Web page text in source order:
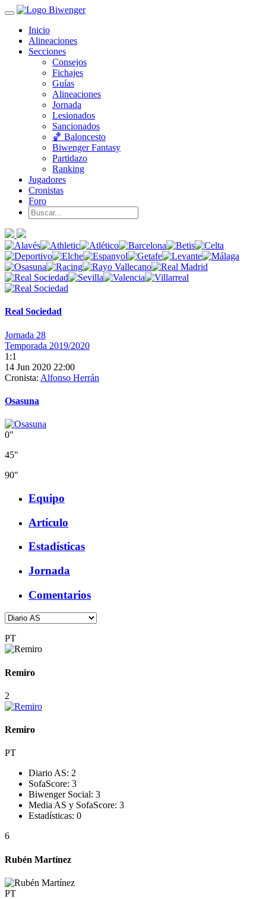
Inicio
Alineaciones
Secciones
Consejos
Fichajes
Guías
Alineaciones
Jornada
Lesionados
Sancionados
🏀 Baloncesto
Biwenger Fantasy
Partidazo
Ranking
Jugadores
Cronistas
Foro
Real Sociedad
Jornada 28
Temporada 2019/2020
1:1
14 Jun 2020 22:00
Cronista: Alfonso Herrán
Osasuna
0"
45"
90"
Equipo
Artículo
Estadísticas
Jornada
Comentarios
PT
Remiro
2
Remiro
PT
Diario AS: 2
SofaScore: 3
Biwenger Social: 3
Media AS y SofaScore: 3
Estadísticas: 0
6
Rubén Martínez
PT